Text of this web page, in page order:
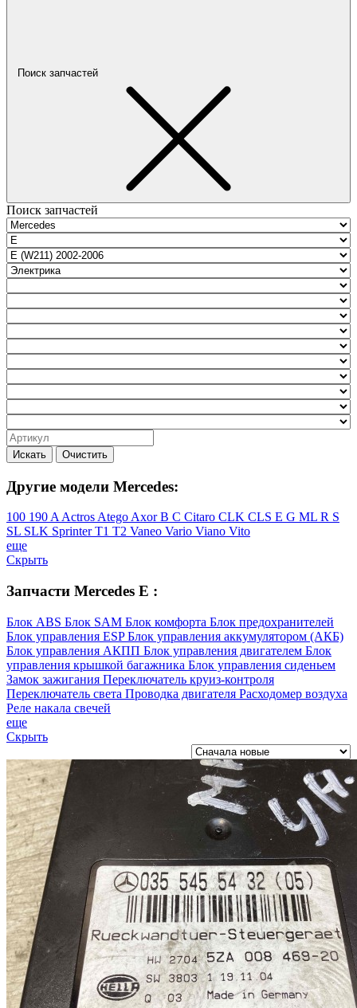
Поиск запчастей
Поиск запчастей
Искать Очистить
Другие модели Mercedes:
100 190 A Actros Atego AxorB C Citaro CLK CLS E G ML R S
SL SLK SprinterT1 T2 Vaneo Vario Viano Vito
еще
Скрыть
Запчасти Mercedes E :
Блок ABS Блок SAM Блок комфорта Блок предохранителей
Блок управления ESPБлок управления аккумулятором (АКБ)
Блок управления АКПП Блок управления двигателем Блок
управления крышкой багажника Блок управления сиденьем
Замок зажигания Переключатель круиз-контроля
Переключатель света Проводка двигателя Расходомер воздуха
Реле накала свечей
еще
Скрыть